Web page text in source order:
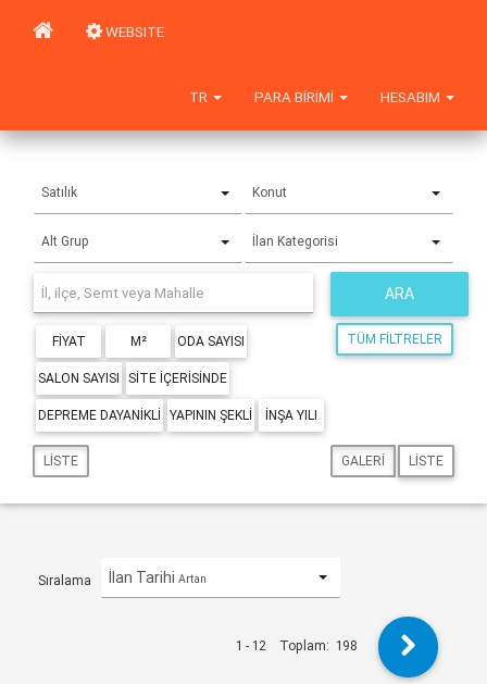
WEBSITE
HESABIM
PARA BIRIMI
TR
Satılık Konut
Alt Grup İlan Kategorisi
ARA
FIYAT M² ODA SAYISI
SALON SAYISI SITE IÇERISINDE
DEPREME DAYANIKLI YAPININ ŞEKLI İNŞA YILI
TÜM FILTRELER
LISTE GALERI LISTE
Sıralama İlan Tarihi Artan
1 - 12 Toplam: 198